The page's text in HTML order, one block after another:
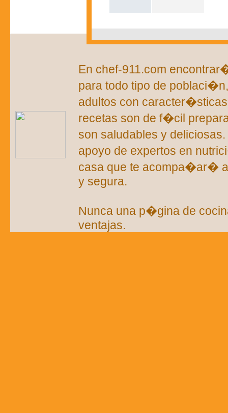
En chef-911.com
para todo tipo de
adultos con
recetas son de f�cil
son saludables y
apoyo de expertos en
casa que te acompa�ar�
y segura.
Nunca una p�gina de
ventajas.